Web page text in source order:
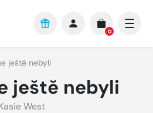
0
ještě nebyli
ještě nebyli
West